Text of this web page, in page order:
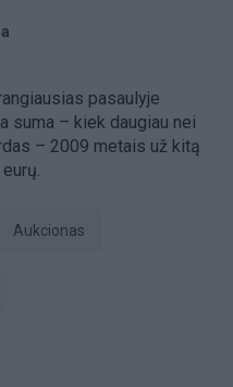
pasaulyje
suma – kiek daugiau nei
– 2009 metais už kitą
Aukcionas